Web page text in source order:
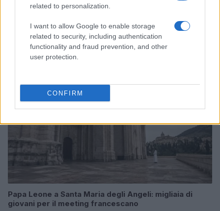
related to personalization.
I want to allow Google to enable storage
related to security, including authentication
functionality and fraud prevention, and other
user protection.
CONFIRM
riduzione delle tasse
Beatrice Beretta · 10 Ago 2026
NEWS
Papa Leone a Santa Maria degli Angeli: migliaia di
giovani per il meeting francescano